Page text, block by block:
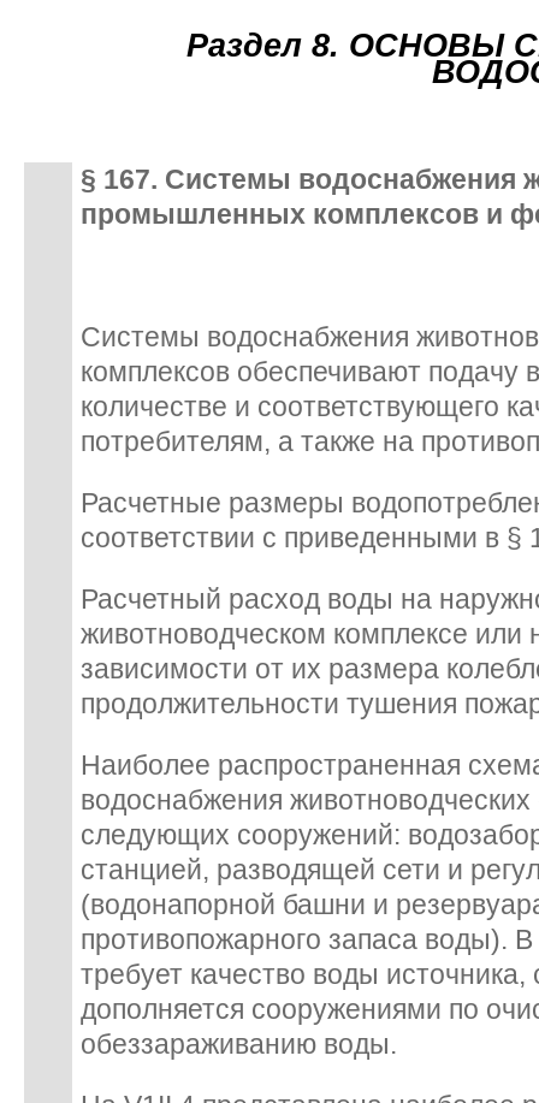
Раздел 8. ОСНОВЫ
§ 167. Системы водоснабжения
промышленных комплексов и
Системы водоснабжения
комплексов обеспечивают
количестве и соответствующего
потребителям, а также на
Расчетные размеры
соответствии с приведенными в
Расчетный расход воды на
животноводческом комплексе
зависимости от их размера
продолжительности тушения
Наиболее распространенная
водоснабжения
следующих сооружений:
станцией, разводящей сети и
(водонапорной башни и
противопожарного запаса воды). В
требует качество воды
дополняется сооружениями по
обеззараживанию воды.